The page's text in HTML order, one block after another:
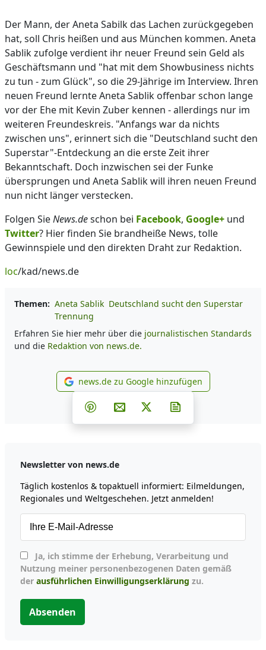
Der Mann, der Aneta Sabilk das Lachen zurückgegeben
hat, soll Chris heißen und aus München kommen. Aneta
Sablik zufolge verdient ihr neuer Freund sein Geld als
Geschäftsmann und "hat mit dem Showbusiness nichts
zu tun - zum Glück", so die 29-Jährige im Interview. Ihren
neuen Freund lernte Aneta Sablik offenbar schon lange
vor der Ehe mit Kevin Zuber kennen - allerdings nur im
weiteren Freundeskreis. "Anfangs war da nichts
zwischen uns", erinnert sich die "Deutschland sucht den
Superstar"-Entdeckung an die erste Zeit ihrer
Bekanntschaft. Doch inzwischen sei der Funke
übersprungen und Aneta Sablik will ihren neuen Freund
nun nicht länger verstecken.
Folgen SieNews.deschon bei Facebook, Google+ und
Twitter? Hier finden Sie brandheiße News, tolle
Gewinnspiele und den direkten Draht zur Redaktion.
loc/kad/news.de
Themen: Aneta Sablik Deutschland sucht den Superstar
Trennung
Erfahren Sie hier mehr über die journalistischen Standards
und die Redaktion von news.de.
news.de zu Google
news.de zu Google hinzufügen
Teilen auf Facebook
Teilen auf Whatsapp
Teilen auf Telegram
Teilen auf Pinterest
Per E-Mail teilen
Post auf X
Newsletter von news.de
Täglich kostenlos & topaktuell informiert: Eilmeldungen,
Regionales und Weltgeschehen. Jetzt anmelden!
Nutzung meiner personenbezogenen Daten gemäß
der ausführlichen Einwilligungserklärung zu.
Absenden